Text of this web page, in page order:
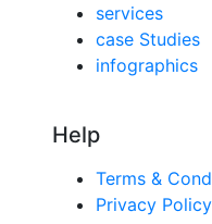
services
case Studies
infographics
Help
Terms &
Privacy Policy